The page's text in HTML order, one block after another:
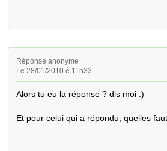
Réponse anonyme
Le 28/01/2010 é 11h33
Alors tu eu la réponse ? dis moi :)
Et pour celui qui a répondu, quelles